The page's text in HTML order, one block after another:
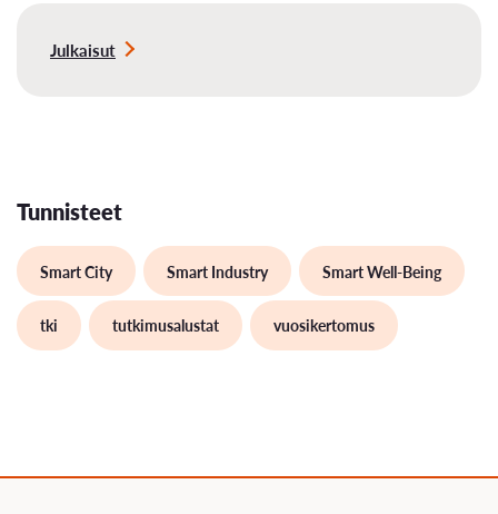
Julkaisut
Tunnisteet
Smart City Smart Industry Smart Well-Being
tki tutkimusalustat vuosikertomus